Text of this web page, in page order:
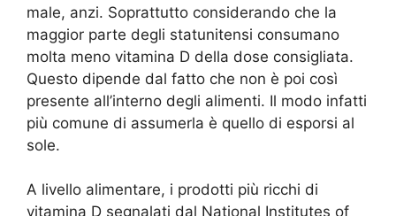
male, anzi. Soprattutto considerando che la
maggior parte degli statunitensi consumano
molta meno vitamina D della dose consigliata.
Questo dipende dal fatto che non è poi così
presente all’interno degli alimenti. Il modo infatti
più comune di assumerla è quello di esporsi al
sole.
A livello alimentare, i prodotti più ricchi di
vitamina D segnalati dal National Institutes of